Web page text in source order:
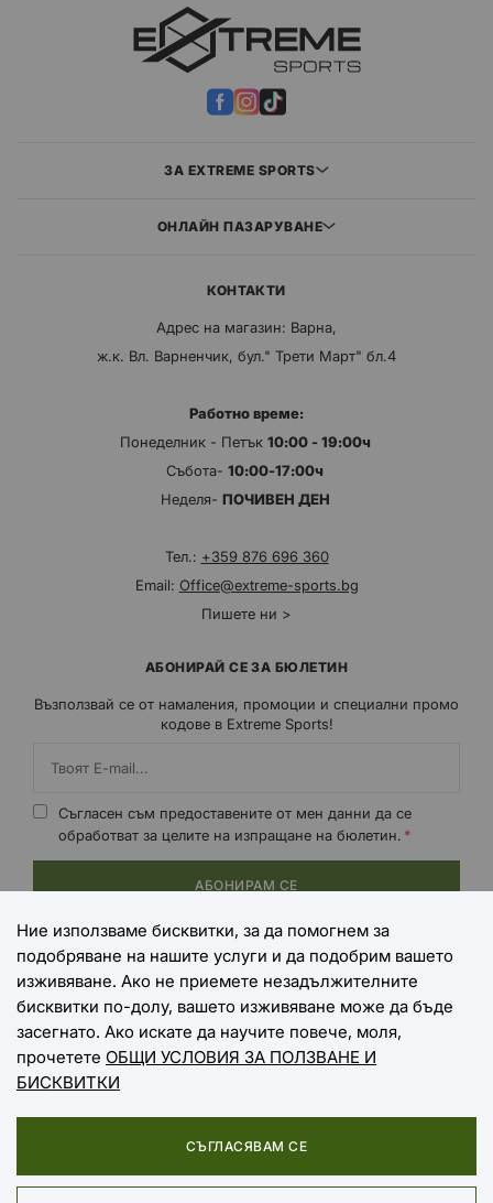
ЗА EXTREME SPORTS
ОНЛАЙН ПАЗАРУВАНЕ
КОНТАКТИ
Адрес на магазин: Варна,
ж.к. Вл. Варненчик, бул." Трети Март" бл.4
Работно време:
Понеделник - Петък 10:00 - 19:00ч
Събота- 10:00-17:00ч
Неделя- ПОЧИВЕН ДЕН
Тел.: +359 876 696 360
Email: Office@extreme-sports.bg
Пишете ни >
АБОНИРАЙ СЕ ЗА БЮЛЕТИН
Възползвай се от намаления, промоции и специални промо
кодове в Extreme Sports!
Съгласен съм предоставените от мен данни да се
обработват за целите на изпращане на бюлетин.
АБОНИРАМ СЕ
НАЧИНИ НА ПЛАЩАНЕ
НАЧИНИ НА ДОСТАВКА
Copyright © 2025 EXTREME SPORTS
Ние използваме бисквитки, за да помогнем за
подобряване на нашите услуги и да подобрим вашето
изживяване. Ако не приемете незадължителните
бисквитки по-долу, вашето изживяване може да бъде
засегнато. Ако искате да научите повече, моля,
прочетете ОБЩИ УСЛОВИЯ ЗА ПОЛЗВАНЕ И
БИСКВИТКИ
СЪГЛАСЯВАМ СЕ